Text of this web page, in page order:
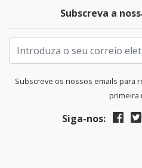
Subscreva a
Subscreve os nossos emails para
primeira
Siga-nos: